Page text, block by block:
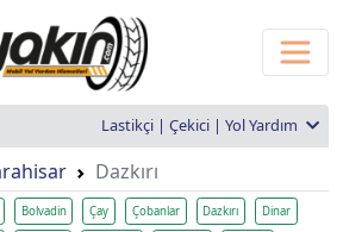
Lastikçi | Çekici | Yol Yardım
Dazkırı
Bolvadin Çay Çobanlar Dazkırı Dinar